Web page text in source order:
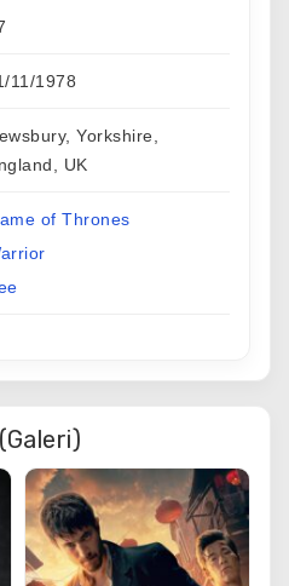
11/1978
Yorkshire,
UK
of Thrones